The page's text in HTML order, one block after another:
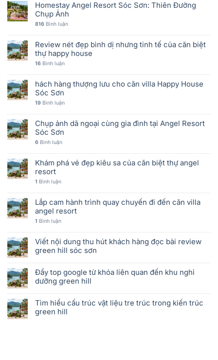
Homestay Angel Resort Sóc Sơn: Thiên Đường
Chụp Ảnh
816 Bình luận
Review nét đẹp bình dị nhưng tinh tế của căn biệt
thự happy house
16 Bình luận
hách hàng thượng lưu cho căn villa Happy House
Sóc Sơn
19 Bình luận
Chụp ảnh dã ngoại cùng gia đình tại Angel Resort
Sóc Sơn
6 Bình luận
Khám phá vẻ đẹp kiêu sa của căn biệt thự angel
resort
1 Bình luận
Lắp cam hành trình quay chuyến đi đến căn villa
angel resort
1 Bình luận
Viết nội dung thu hút khách hàng đọc bài review
green hill sóc sơn
Đẩy top google từ khóa liên quan đến khu nghỉ
dưỡng green hill
Tìm hiểu cấu trúc vật liệu tre trúc trong kiến trúc
green hill